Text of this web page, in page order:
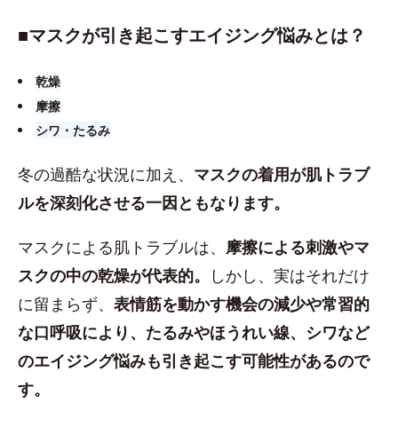
■​マスクが引き起こすエイジング悩みとは？
乾燥
摩擦
シワ・たるみ
冬の過酷な状況に加え、 マスクの着用が肌トラブ
ルを深刻化させる一因ともなります。
マスクによる肌トラブルは、 摩擦による刺激やマ
スクの中の乾燥が代表的。
しかし、実はそれだけ
に留まらず、 表情筋を動かす機会の減少や常習的
な口呼吸により、たるみやほうれい線、シワなど
のエイジング悩みも引き起こす可能性があるので
す。